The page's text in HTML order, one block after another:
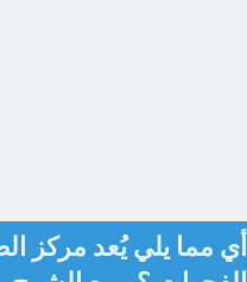
أي مما يلي يُعد مركز